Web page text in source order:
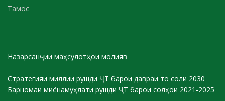
Тамос
Назарсанҷии маҳсулотҳои молиявӣ
Стратегияи миллии рушди ҶТ барои давраи то соли 2030
Барномаи миёнамуҳлати рушди ҶТ барои солҳои 2021-2025